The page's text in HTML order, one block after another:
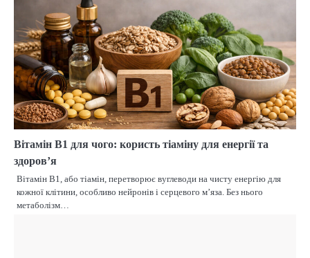
Вітамін B1 для чого: користь тіаміну для енергії та
здоров’я
Вітамін B1, або тіамін, перетворює вуглеводи на чисту енергію для
кожної клітини, особливо нейронів і серцевого м’яза. Без нього
метаболізм…